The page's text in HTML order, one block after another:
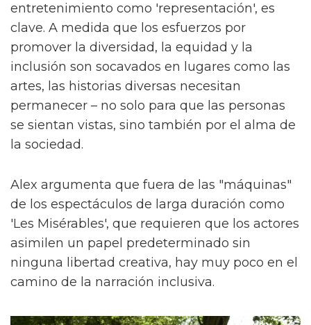
entretenimiento como 'representación', es
clave. A medida que los esfuerzos por
promover la diversidad, la equidad y la
inclusión son socavados en lugares como las
artes, las historias diversas necesitan
permanecer – no solo para que las personas
se sientan vistas, sino también por el alma de
la sociedad.
Alex argumenta que fuera de las "máquinas"
de los espectáculos de larga duración como
'Les Misérables', que requieren que los actores
asimilen un papel predeterminado sin
ninguna libertad creativa, hay muy poco en el
camino de la narración inclusiva.